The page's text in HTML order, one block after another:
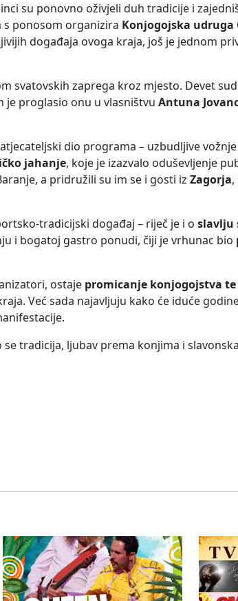
su ponovno oživjeli duh tradicije i
s ponosom organizira Konjogojska udruga
događaja ovoga kraja, još je jednom
svatovskih zaprega kroz mjesto. Devet
je proglasio onu u vlasništvu Antuna
dio programa – uzbudljive
jahanje, koje je izazvalo oduševljenje
a pridružili su im se i gosti iz Zagorja
tradicijski događaj – riječ je i o slavlju
i bogatoj gastro ponudi, čiji je vrhunac bio
ostaje promicanje konjogojstva
Već sada najavljuju kako će iduće
tradicija, ljubav prema konjima i